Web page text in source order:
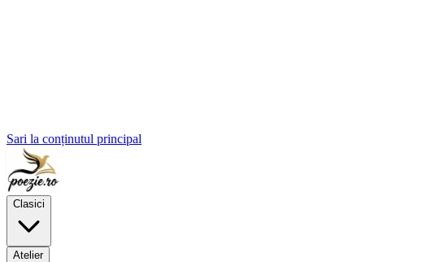
Sari la conținutul principal
Clasici
Atelier